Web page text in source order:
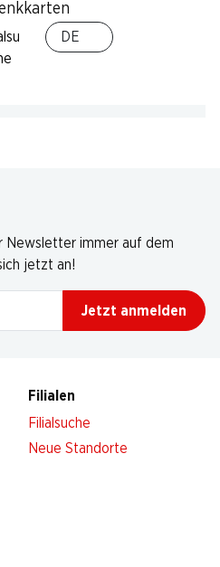
DE
Newsletter immer auf dem
jetzt an!
Jetzt anmelden
Filialen
Filialsuche
Neue Standorte